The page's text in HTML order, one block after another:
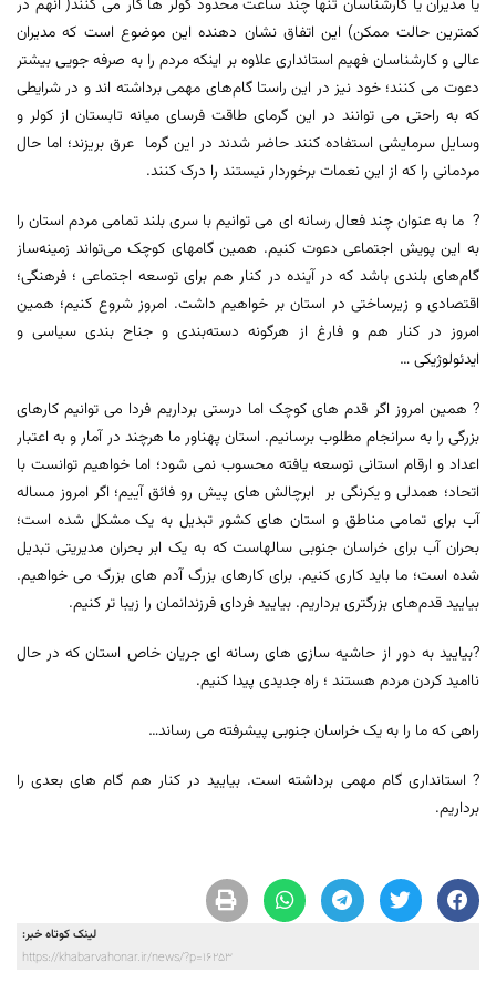
یا مدیران یا کارشناسان تنها چند ساعت محدود کولر ها کار می کنند( آنهم در
کمترین حالت ممکن) این اتفاق نشان دهنده این موضوع است که مدیران
عالی و کارشناسان فهیم استانداری علاوه بر اینکه مردم را به صرفه جویی بیشتر
دعوت می کنند؛ خود نیز در این راستا گام‌های مهمی برداشته اند و در شرایطی
که به راحتی می ‌توانند در این گرمای طاقت فرسای میانه تابستان از کولر و
وسایل سرمایشی استفاده کنند حاضر شدند در این گرما عرق بریزند؛ اما حال
مردمانی را که از این نعمات برخوردار نیستند را درک کنند.
? ما به عنوان چند فعال رسانه ای می توانیم با سری بلند تمامی مردم استان را
به این پویش اجتماعی دعوت کنیم. همین گامهای کوچک می‌تواند زمینه‌ساز
گام‌های بلندی باشد که در آینده در کنار هم برای توسعه اجتماعی ؛ فرهنگی؛
اقتصادی و زیرساختی در استان بر خواهیم داشت. امروز شروع کنیم؛ همین
امروز در کنار هم و فارغ از هرگونه دسته‌بندی و جناح بندی سیاسی و
ایدئولوژیکی …
? همین امروز اگر قدم های کوچک اما درستی برداریم فردا می توانیم کارهای
بزرگی را به سرانجام مطلوب برسانیم. استان پهناور ما هرچند در آمار و به اعتبار
اعداد و ارقام استانی توسعه یافته محسوب نمی شود؛ اما خواهیم توانست با
اتحاد؛ همدلی و یکرنگی بر ابرچالش های پیش رو فائق آییم؛ اگر امروز مساله
آب برای تمامی مناطق و استان های کشور تبدیل به یک مشکل شده است؛
بحران آب برای خراسان جنوبی سالهاست که به یک ابر بحران مدیریتی تبدیل
شده است؛ ما باید کاری کنیم. برای کارهای بزرگ آدم های بزرگ می خواهیم.
بیایید قدم‌های بزرگتری برداریم. بیایید فردای فرزندانمان را زیبا تر کنیم.
?بیایید به دور از حاشیه سازی های رسانه ای جریان خاص استان که در حال
ناامید کردن مردم هستند ؛ راه جدیدی پیدا کنیم.
راهی که ما را به یک خراسان جنوبی پیشرفته می رساند…
? استانداری گام مهمی برداشته است. بیایید در کنار هم گام های بعدی را
برداریم.
لینک کوتاه خبر:
https://khabarvahonar.ir/news/?p=16253